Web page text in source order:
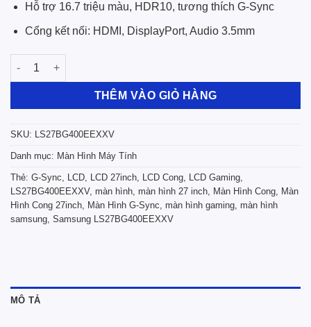
Hỗ trợ 16.7 triệu màu, HDR10, tương thích G-Sync
Cổng kết nối: HDMI, DisplayPort, Audio 3.5mm
Màn hình Gaming Samsung LS27BG400EEXXV (27 inch/FHD/
THÊM VÀO GIỎ HÀNG
SKU: LS27BG400EEXXV
Danh mục: Màn Hình Máy Tính
Thẻ: G-Sync LCD LCD 27inch LCD Cong LCD Gaming
LS27BG400EEXXV, màn hình màn hình 27 inch Màn Hình Cong Màn
Hình Cong 27inch Màn Hình G-Sync màn hình gaming màn hình
samsung Samsung LS27BG400EEXXV
MÔ TẢ